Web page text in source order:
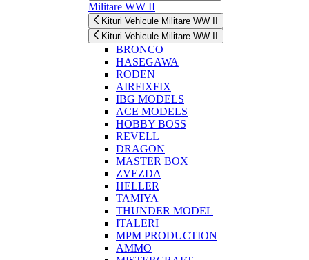
Militare WW II
Kituri Vehicule Militare WW II
Kituri Vehicule Militare WW II
BRONCO
HASEGAWA
RODEN
AIRFIXFIX
IBG MODELS
ACE MODELS
HOBBY BOSS
REVELL
DRAGON
MASTER BOX
ZVEZDA
HELLER
TAMIYA
THUNDER MODEL
ITALERI
MPM PRODUCTION
AMMO